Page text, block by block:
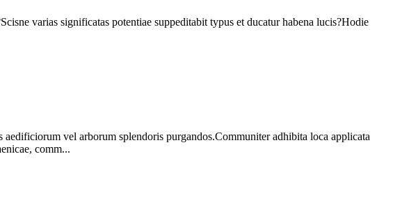
varias significatas potentiae suppeditabit typus et ducatur habena lucis?Hodie
vel arborum splendoris purgandos.Communiter adhibita loca applicata
comm...